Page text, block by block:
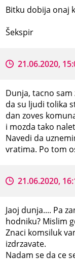
Bitku dobija onaj
Šekspir
21.06.2020,
Dunja, tacno
da su ljudi tolika
dan zoves
i mozda tako
Navedi da
vratima. Po tom
21.06.2020,
Jaoj dunja.... Pa
hodniku? Mislim
Znaci komsiluk
izdrzavate.
Nadam se da ce